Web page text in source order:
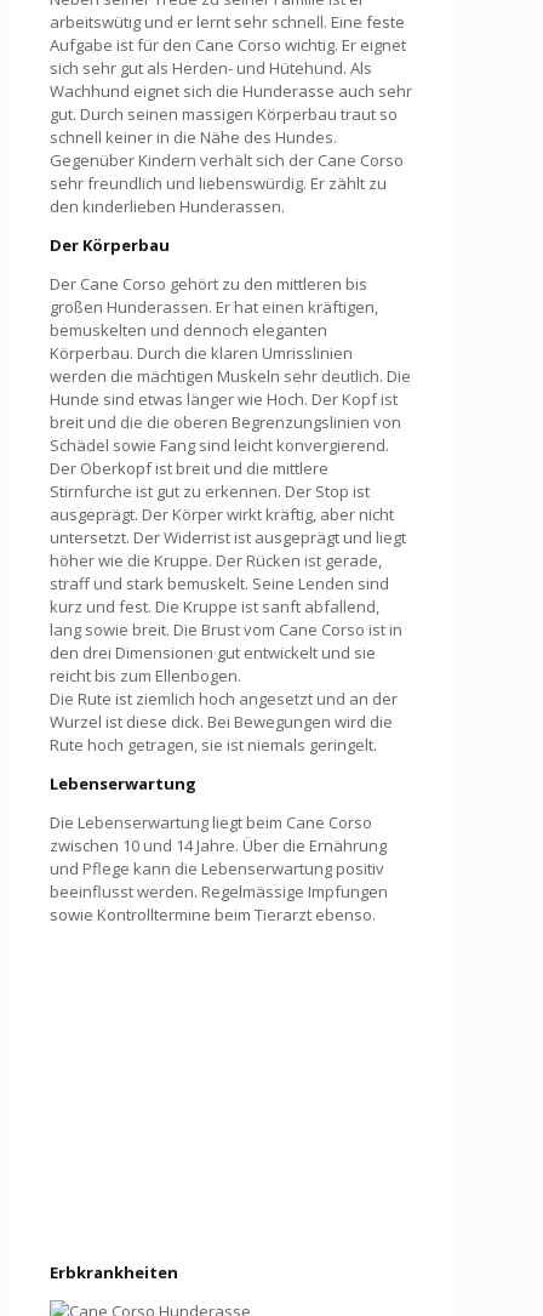
arbeitswütig und er lernt sehr schnell. Eine feste
Aufgabe ist für den Cane Corso wichtig. Er eignet
sich sehr gut als Herden- und Hütehund. Als
Wachhund eignet sich die Hunderasse auch sehr
gut. Durch seinen massigen Körperbau traut so
schnell keiner in die Nähe des Hundes.
Gegenüber Kindern verhält sich der Cane Corso
sehr freundlich und liebenswürdig. Er zählt zu
den kinderlieben Hunderassen.
Der Körperbau
Der Cane Corso gehört zu den mittleren bis
großen Hunderassen. Er hat einen kräftigen,
bemuskelten und dennoch eleganten
Körperbau. Durch die klaren Umrisslinien
werden die mächtigen Muskeln sehr deutlich. Die
Hunde sind etwas länger wie Hoch. Der Kopf ist
breit und die die oberen Begrenzungslinien von
Schädel sowie Fang sind leicht konvergierend.
Der Oberkopf ist breit und die mittlere
Stirnfurche ist gut zu erkennen. Der Stop ist
ausgeprägt. Der Körper wirkt kräftig, aber nicht
untersetzt. Der Widerrist ist ausgeprägt und liegt
höher wie die Kruppe. Der Rücken ist gerade,
straff und stark bemuskelt. Seine Lenden sind
kurz und fest. Die Kruppe ist sanft abfallend,
lang sowie breit. Die Brust vom Cane Corso ist in
den drei Dimensionen gut entwickelt und sie
reicht bis zum Ellenbogen.
Die Rute ist ziemlich hoch angesetzt und an der
Wurzel ist diese dick. Bei Bewegungen wird die
Rute hoch getragen, sie ist niemals geringelt.
Lebenserwartung
Die Lebenserwartung liegt beim Cane Corso
zwischen 10 und 14 Jahre. Über die Ernährung
und Pflege kann die Lebenserwartung positiv
beeinflusst werden. Regelmässige Impfungen
sowie Kontrolltermine beim Tierarzt ebenso.
Erbkrankheiten